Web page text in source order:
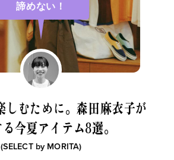
諦めない！
むために。 森田麻衣子が
今夏アイテム8選。
(SELECT by MORITA)